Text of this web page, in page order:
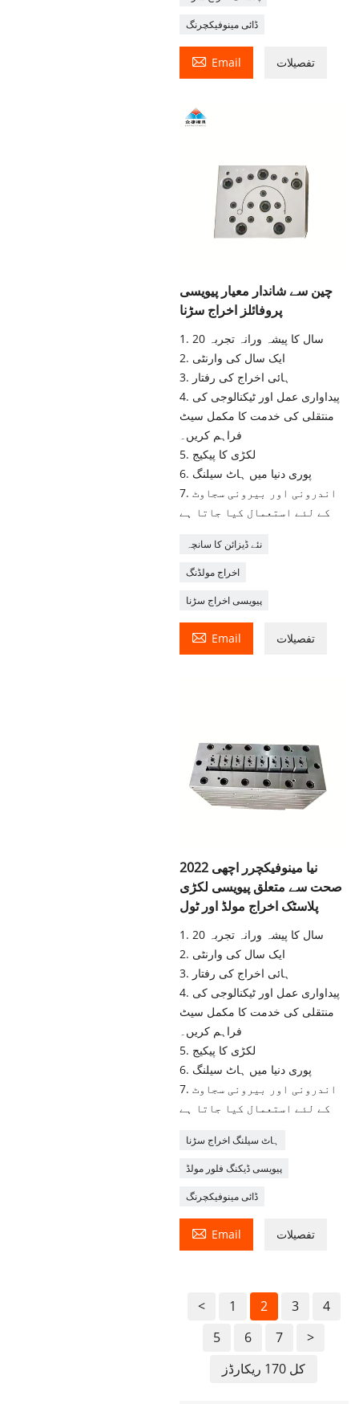
ڈائی مینوفیکچرنگ
 Email تفصیلات
چین سے شاندار معیار پیویسی
پروفائلز اخراج سڑنا
1. 20 سال کا پیشہ ورانہ تجربہ
2. ایک سال کی وارنٹی
3. ہائی اخراج کی رفتار
4. پیداواری عمل اور ٹیکنالوجی کی
منتقلی کی خدمت کا مکمل سیٹ
فراہم کریں۔
5. لکڑی کا پیکیج
6. پوری دنیا میں ہاٹ سیلنگ
7. اندرونی اور بیرونی سجاوٹ
کے لئے استعمال کیا جاتا ہے
نئے ڈیزائن کا سانچہ
اخراج مولڈنگ
پیویسی اخراج سڑنا
 Email تفصیلات
2022 نیا مینوفیکچرر اچھی
صحت سے متعلق پیویسی لکڑی
پلاسٹک اخراج مولڈ اور ٹول
1. 20 سال کا پیشہ ورانہ تجربہ
2. ایک سال کی وارنٹی
3. ہائی اخراج کی رفتار
4. پیداواری عمل اور ٹیکنالوجی کی
منتقلی کی خدمت کا مکمل سیٹ
فراہم کریں۔
5. لکڑی کا پیکیج
6. پوری دنیا میں ہاٹ سیلنگ
7. اندرونی اور بیرونی سجاوٹ
کے لئے استعمال کیا جاتا ہے
ہاٹ سیلنگ اخراج سڑنا
پیویسی ڈیکنگ فلور مولڈ
ڈائی مینوفیکچرنگ
 Email تفصیلات
< 1 2 3
4
5
6 7
>
کل 170 ریکارڈز